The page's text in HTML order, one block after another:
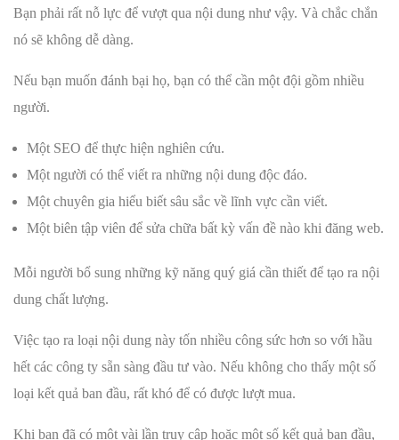
Bạn phải rất nỗ lực để vượt qua nội dung như vậy. Và chắc chắn
nó sẽ không dễ dàng.
Nếu bạn muốn đánh bại họ, bạn có thể cần một đội gồm nhiều
người.
Một SEO để thực hiện nghiên cứu.
Một người có thể viết ra những nội dung độc đáo.
Một chuyên gia hiểu biết sâu sắc về lĩnh vực cần viết.
Một biên tập viên để sửa chữa bất kỳ vấn đề nào khi đăng web.
Mỗi người bổ sung những kỹ năng quý giá cần thiết để tạo ra nội
dung chất lượng.
Việc tạo ra loại nội dung này tốn nhiều công sức hơn so với hầu
hết các công ty sẵn sàng đầu tư vào. Nếu không cho thấy một số
loại kết quả ban đầu, rất khó để có được lượt mua.
Khi bạn đã có một vài lần truy cập hoặc một số kết quả ban đầu,